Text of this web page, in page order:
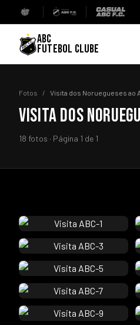
ABC
FUTEBOL CLUBE
Fotos / Visita dos Noruegueses ao
VISITA DOS
18 fotos · Página 1 de 1